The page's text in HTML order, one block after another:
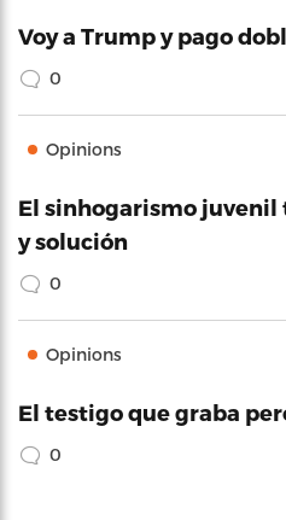
Voy a Trump y pago
0
Opinions
El sinhogarismo
y solución
0
Opinions
El testigo que graba
0